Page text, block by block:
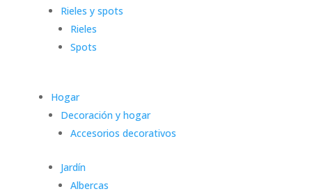
Rieles y spots
Rieles
Spots
Hogar
Decoración y hogar
Accesorios decorativos
Jardín
Albercas